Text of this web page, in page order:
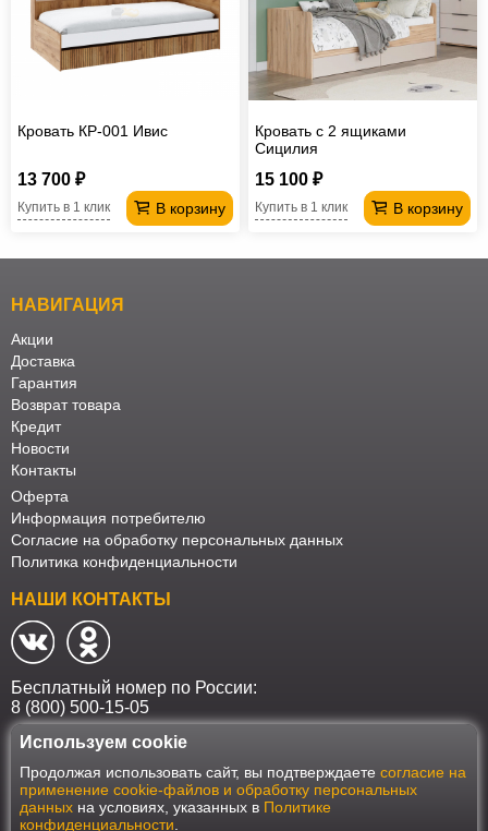
Кровать КР-001 Ивис
13 700 ₽
В корзину
Купить в 1 клик
Кровать с 2 ящиками
Сицилия
15 100 ₽
В корзину
Купить в 1 клик
НАВИГАЦИЯ
Акции
Доставка
Гарантия
Возврат товара
Кредит
Новости
Контакты
Оферта
Информация потребителю
Согласие на обработку персональных данных
Политика конфиденциальности
НАШИ КОНТАКТЫ
Бесплатный номер по России:
8 (800) 500-15-05
Наш интернет-магазин работает в соответствии с требованиями
Федерального закона от 27 июля 2006 года №152-ФЗ "О персональных
данных". Оформить заказ на сайте Мебеласка возможно только при
наличии согласия на обработку Ваших персональных данных. Для
улучшения работы сайта и его взаимодействия с пользователями мы
Используем cookie
Продолжая использовать сайт, вы подтверждаете согласие на
применение cookie-файлов и обработку персональных
данных на условиях, указанных в Политике
конфиденциальности